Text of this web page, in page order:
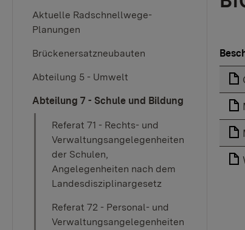
Aktuelle Radschnellwege-
Planungen
Brückenersatzneubauten
Abteilung 5 - Umwelt
Abteilung 7 - Schule und Bildung
Referat 71 - Rechts- und
Verwaltungsangelegenheiten
der Schulen,
Angelegenheiten nach dem
Landesdisziplinargesetz
Referat 72 - Personal- und
Verwaltungsangelegenheiten